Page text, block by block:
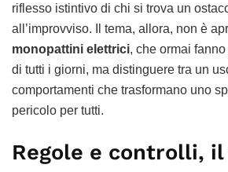
riflesso istintivo di chi si trova un
all’improvviso. Il tema, allora, non è
monopattini elettrici, che ormai
di tutti i giorni, ma distinguere tra un
comportamenti che trasformano uno
pericolo per tutti.
Regole e controlli, il